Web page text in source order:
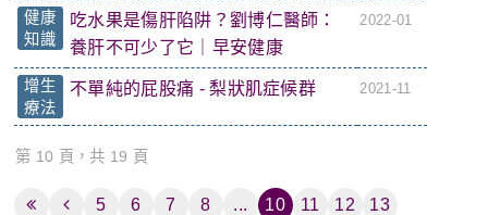
健康
知識
吃水果是傷肝陷阱？劉博仁醫師：
養肝不可少了它｜早安健康
2022-01
增生
療法
不單純的屁股痛 - 梨狀肌症候群 2021-11
第 10 頁，共 19 頁
5 6 7 8 ... 10 11 12
13